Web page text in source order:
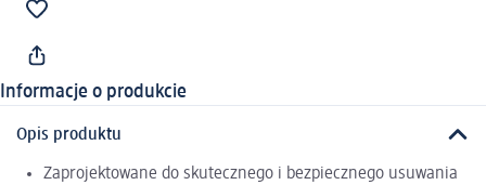
Informacje o produkcie
Opis produktu
Zaprojektowane do skutecznego i bezpiecznego usuwania